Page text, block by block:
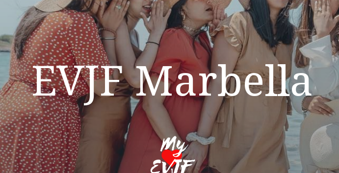
EVJF Marbella